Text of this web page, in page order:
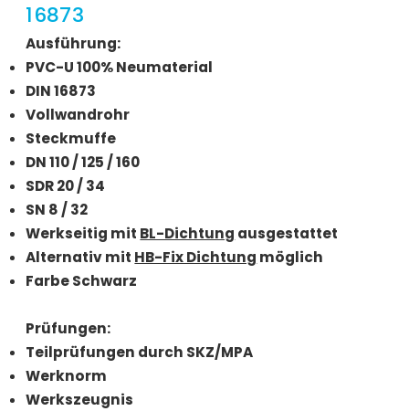
16873
Ausführung:
PVC-U 100% Neumaterial
DIN 16873
Vollwandrohr
Steckmuffe
DN 110 / 125 / 160
SDR 20 / 34
SN 8 / 32
Werkseitig mit BL-Dichtung ausgestattet
Alternativ mit HB-Fix Dichtung möglich
Farbe Schwarz
Prüfungen:
Teilprüfungen durch SKZ/MPA
Werknorm
Werkszeugnis